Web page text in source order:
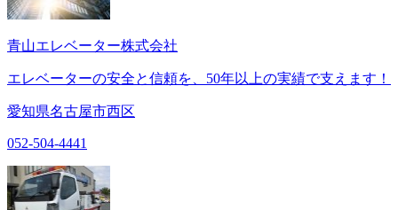
青山エレベーター株式会社
エレベーターの安全と信頼を、50年以上の実績で支えます！
愛知県名古屋市西区
052-504-4441